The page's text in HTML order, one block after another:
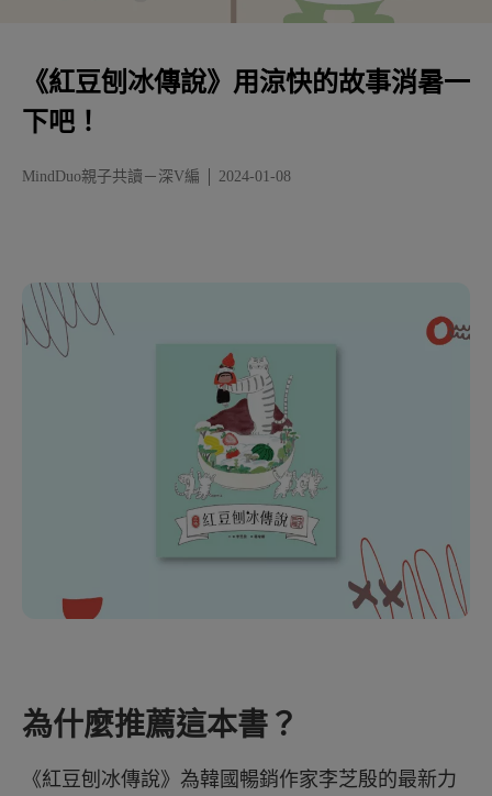
《紅豆刨冰傳說》用涼快的故事消暑一
下吧！
MindDuo親子共讀－深V編 2024-01-08
為什麼推薦這本書？
《紅豆刨冰傳說》為韓國暢銷作家李芝殷的最新力